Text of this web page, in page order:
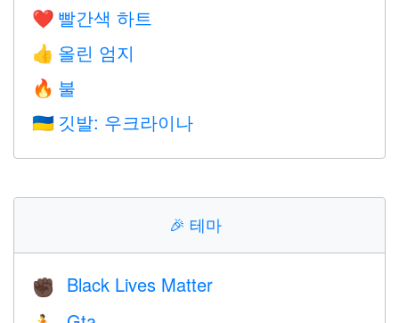
❤️ 빨간색 하트
👍 올린 엄지
🔥 불
🇺🇦 깃발: 우크라이나
🎉 테마
✊🏿 Black Lives Matter